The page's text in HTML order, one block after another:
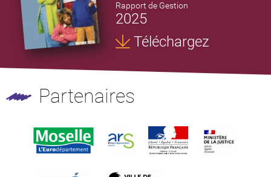
Rapport de Gestion
2025
Téléchargez
Partenaires